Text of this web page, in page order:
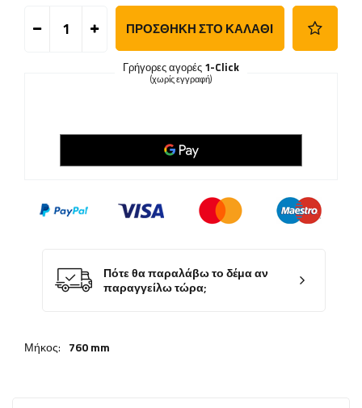
ΠΡΟΣΘΉΚΗ ΣΤΟ ΚΑΛΆΘΙ
Γρήγορες αγορές 1-Click
(χωρίς εγγραφή)
Πότε θα παραλάβω το δέμα αν
παραγγείλω τώρα;
Μήκος: 760 mm